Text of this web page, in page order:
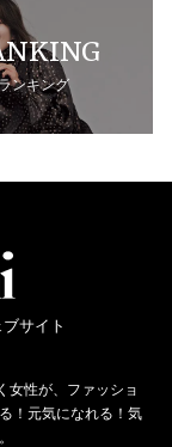
ンキング
サイト
女性が、ファッショ
！元気になれる！気